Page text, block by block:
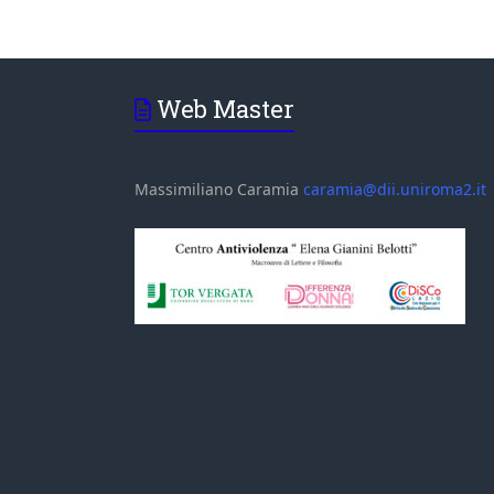
Web Master
Massimiliano Caramia caramia@dii.uniroma2.it